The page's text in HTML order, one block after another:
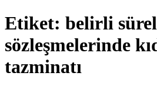
Etiket: belirli
sözleşmelerinde
tazminatı